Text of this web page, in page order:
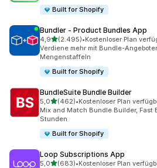
Built for Shopify
Bundler ‑ Product Bundles App
4,9von 5 Sternen
(2.495)
2495 Rezensionen insgesamt
•Kostenloser Plan
Verdiene mehr mit Bundle-
Mengenstaffeln
Built for Shopify
BundleSuite Bundle Builder
5,0von 5 Sternen
(462)
462 Rezensionen insgesamt
•Kostenloser Plan
Mix and Match Bundle Builder, Fast
Stunden
Built for Shopify
Loop Subscriptions App
5,0von 5 Sternen
(683)•Kostenloser Plan